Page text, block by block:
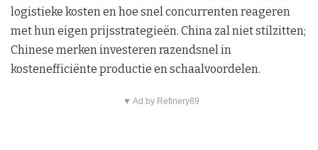
logistieke kosten en hoe snel concurrenten reageren
met hun eigen prijsstrategieën. China zal niet stilzitten;
Chinese merken investeren razendsnel in
kostenefficiënte productie en schaalvoordelen.
▼ Ad by Refinery89